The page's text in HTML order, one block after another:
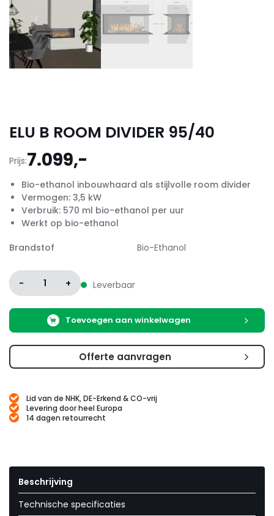
ELU B ROOM DIVIDER 95/40
Prijs:7.099,-
Bio-ethanol inbouwhaard als stijlvolle room divider
Vermogen: 3,5 kW
Verbruik: 570 ml bio-ethanol per uur
Werkt op bio-ethanol
Brandstof
Bio-Ethanol
- 1 + Leverbaar
Toevoegen aan winkelwagen
Offerte aanvragen
Lid van de NHK, DE-Erkend & CO-vrij
Levering door heel Europa
14 dagen retourrecht
Beschrijving
Technische specificaties